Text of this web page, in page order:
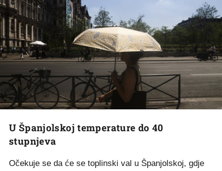
U Španjolskoj temperature do 40
stupnjeva
Očekuje se da će se toplinski val u Španjolskoj, gdje